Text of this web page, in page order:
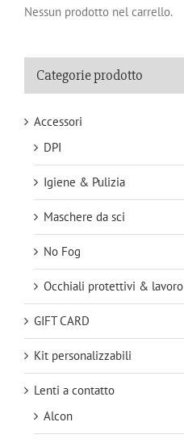
Nessun prodotto nel carrello.
Categorie prodotto
Accessori
DPI
Igiene & Pulizia
Maschere da sci
No Fog
Occhiali protettivi & lavoro
GIFT CARD
Kit personalizzabili
Lenti a contatto
Alcon